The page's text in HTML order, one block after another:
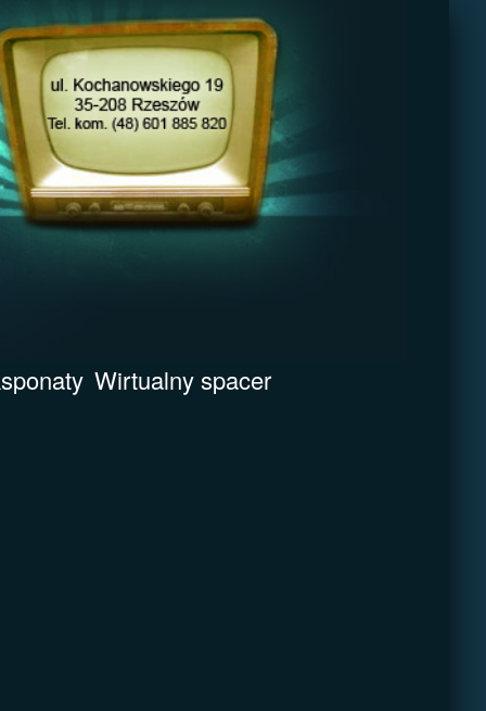
Wirtualny spacer